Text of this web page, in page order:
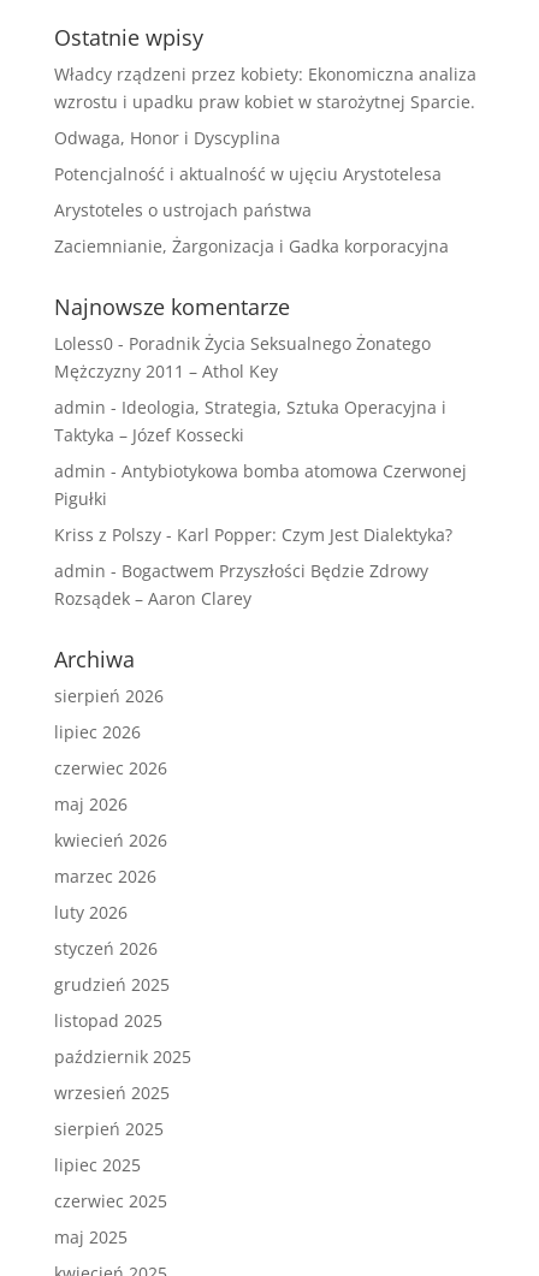
Ostatnie wpisy
Władcy rządzeni przez kobiety: Ekonomiczna analiza
wzrostu i upadku praw kobiet w starożytnej Sparcie.
Odwaga, Honor i Dyscyplina
Potencjalność i aktualność w ujęciu Arystotelesa
Arystoteles o ustrojach państwa
Zaciemnianie, Żargonizacja i Gadka korporacyjna
Najnowsze komentarze
Loless0- Poradnik Życia Seksualnego Żonatego
Mężczyzny 2011 – Athol Key
admin - Ideologia, Strategia, Sztuka Operacyjna i
Taktyka – Józef Kossecki
admin - Antybiotykowa bomba atomowa Czerwonej
Pigułki
Kriss z Polszy- Karl Popper: Czym Jest Dialektyka?
admin - Bogactwem Przyszłości Będzie Zdrowy
Rozsądek – Aaron Clarey
Archiwa
sierpień 2026
lipiec 2026
czerwiec 2026
maj 2026
kwiecień 2026
marzec 2026
luty 2026
styczeń 2026
grudzień 2025
listopad 2025
październik 2025
wrzesień 2025
sierpień 2025
lipiec 2025
czerwiec 2025
maj 2025